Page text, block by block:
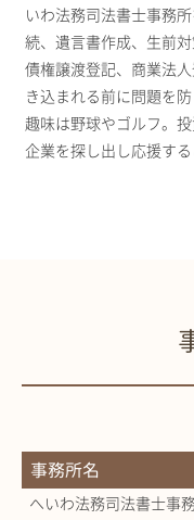
いわ法務司法書士事務
続、遺言書作成、生前
債権譲渡登記、商業法
き込まれる前に問題を
趣味は野球やゴルフ。
企業を探し出し応援す
事務所名
へいわ法務司法書士事